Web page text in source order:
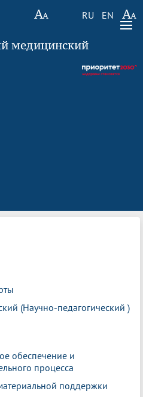
RU EN
медицинский
(Научно-педагогический )
обеспечение и
процесса
поддержки